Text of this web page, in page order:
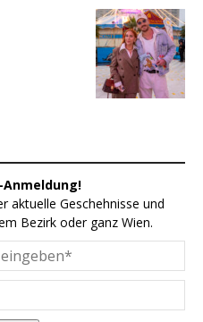
aktuelle Geschehnisse und
Bezirk oder ganz Wien.